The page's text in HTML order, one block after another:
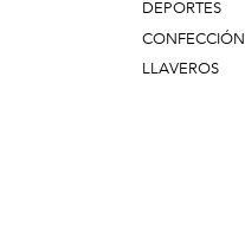
DEPORTES
CONFECCIÓN
LLAVEROS